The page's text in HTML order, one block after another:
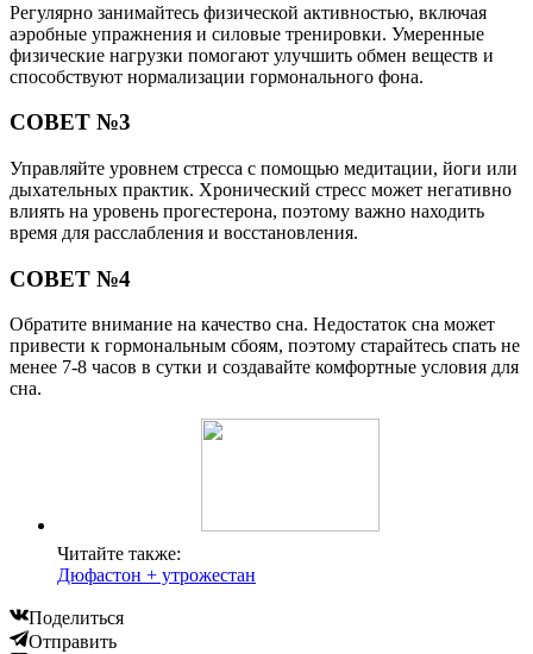
Регулярно занимайтесь физической активностью, включая
аэробные упражнения и силовые тренировки. Умеренные
физические нагрузки помогают улучшить обмен веществ и
способствуют нормализации гормонального фона.
СОВЕТ №3
Управляйте уровнем стресса с помощью медитации, йоги или
дыхательных практик. Хронический стресс может негативно
влиять на уровень прогестерона, поэтому важно находить
время для расслабления и восстановления.
СОВЕТ №4
Обратите внимание на качество сна. Недостаток сна может
привести к гормональным сбоям, поэтому старайтесь спать не
менее 7-8 часов в сутки и создавайте комфортные условия для
сна.
Читайте также:
Дюфастон + утрожестан
Поделиться
Отправить